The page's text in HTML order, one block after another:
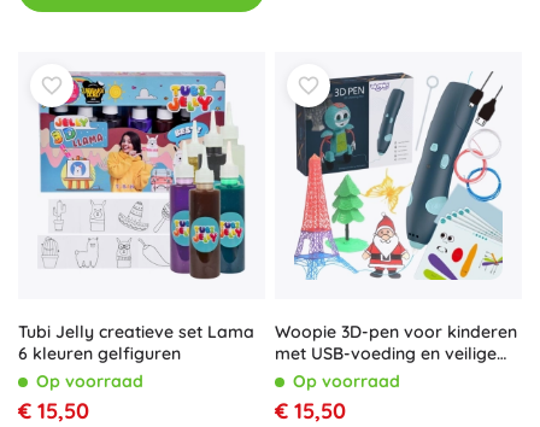
Tubi Jelly creatieve set Lama
6 kleuren gelfiguren
Op voorraad
€ 15,50
Woopie 3D-pen voor kinderen
met USB-voeding en veilige
vullingen
Op voorraad
€ 15,50